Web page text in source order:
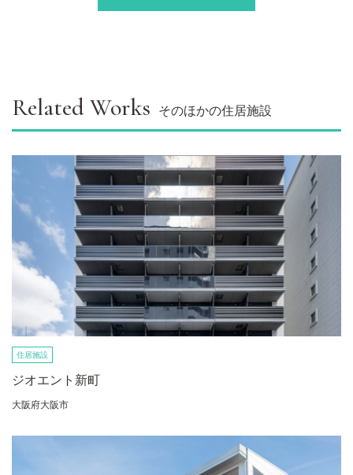
Related Works そのほかの住居施設
住居施設
ジオエント新町
大阪府大阪市